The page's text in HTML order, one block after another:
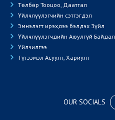
Төлбөр Тооцоо, Даатгал
Үйлчлүүлэгчийн сэтгэгдэл
Эмнэлэгт ирэхдээ бэлдэх Зүйл
Үйлчлүүлэгчдийн Аюулгүй Байдал
Үйлчилгээ
Түгээмэл Асуулт, Хариулт
OUR SOCIALS